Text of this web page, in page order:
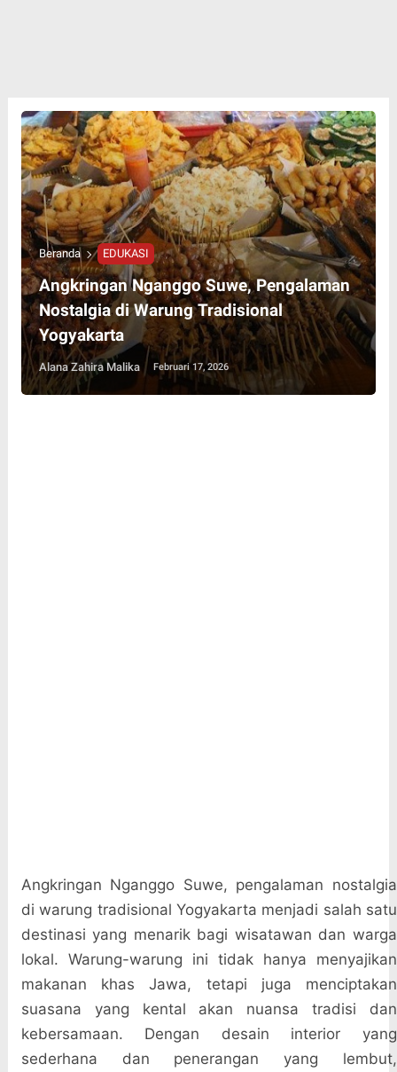
Beranda EDUKASI
Angkringan Nganggo Suwe, Pengalaman
Nostalgia di Warung Tradisional
Yogyakarta
Alana Zahira Malika Februari 17, 2026
Angkringan Nganggo Suwe, pengalaman nostalgia
di warung tradisional Yogyakarta menjadi salah satu
destinasi yang menarik bagi wisatawan dan warga
lokal. Warung-warung ini tidak hanya menyajikan
makanan khas Jawa, tetapi juga menciptakan
suasana yang kental akan nuansa tradisi dan
kebersamaan. Dengan desain interior yang
sederhana dan penerangan yang lembut,